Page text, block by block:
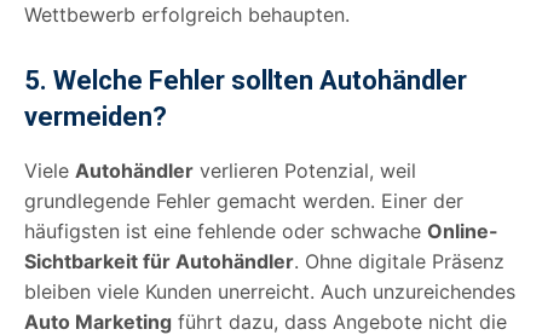
Wettbewerb erfolgreich behaupten.
5. Welche Fehler sollten Autohändler
vermeiden?
Viele Autohändler verlieren Potenzial, weil
grundlegende Fehler gemacht werden. Einer der
häufigsten ist eine fehlende oder schwache Online-
Sichtbarkeit für Autohändler. Ohne digitale Präsenz
bleiben viele Kunden unerreicht. Auch unzureichendes
Auto Marketing führt dazu, dass Angebote nicht die